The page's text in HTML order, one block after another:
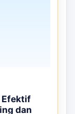
Efektif
dan